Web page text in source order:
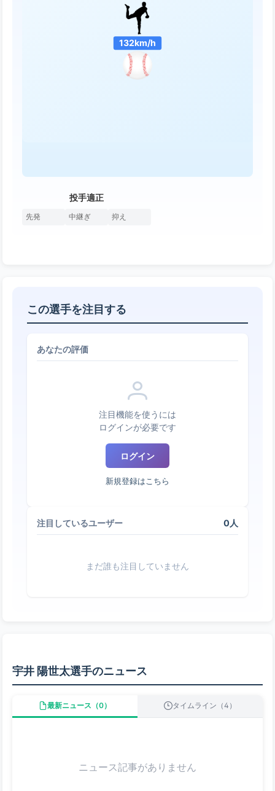
132km/h
投手適正
先発 中継ぎ 抑え
この選手を注目する
あなたの評価
注目機能を使うには
ログインが必要です
ログイン
新規登録はこちら
注目しているユーザー 0人
まだ誰も注目していません
宇井 陽世太選手のニュース
最新ニュース（0） タイムライン（4）
ニュース記事がありません